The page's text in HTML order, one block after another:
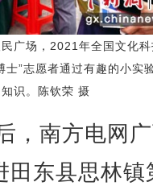
场，2021年全国文化科
士”志愿者通过有趣的小实
识。陈钦荣 摄
南方电网
田东县思林镇